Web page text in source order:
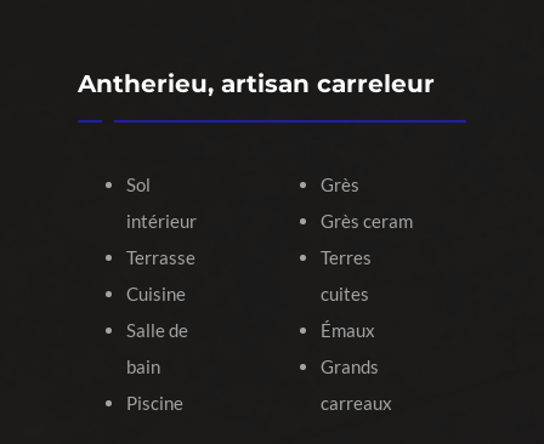
Antherieu, artisan carreleur
Sol
intérieur
Terrasse
Cuisine
Salle de
bain
Piscine
Grès
Grès ceram
Terres
cuites
Émaux
Grands
carreaux